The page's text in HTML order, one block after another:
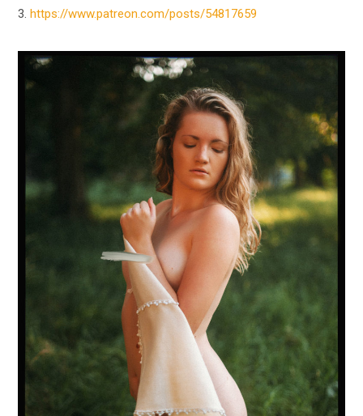
3.https://www.patreon.com/posts/54817659